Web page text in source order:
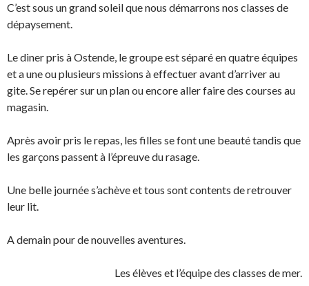
C’est sous un grand soleil que nous démarrons nos classes de
dépaysement.
Le diner pris à Ostende, le groupe est séparé en quatre équipes
et a une ou plusieurs missions à effectuer avant d’arriver au
gite.Se repérer sur un plan ou encore aller faire des courses au
magasin.
Après avoir pris le repas, les filles se font une beauté tandis que
les garçons passent à l’épreuve du rasage.
Une belle journée s’achève et tous sont contents de retrouver
leur lit.
A demain pour de nouvelles aventures.
Les élèves et l’équipe des classes de mer.